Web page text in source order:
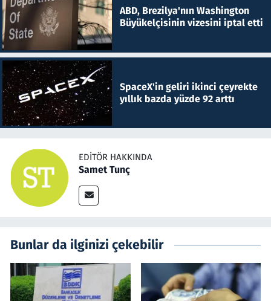
ABD, Brezilya'nın Washington
Büyükelçisinin vizesini iptal etti
SpaceX'in geliri ikinci çeyrekte
yıllık bazda yüzde 92 arttı
EDITÖR HAKKINDA
Samet Tunç
Bunlar da ilginizi çekebilir